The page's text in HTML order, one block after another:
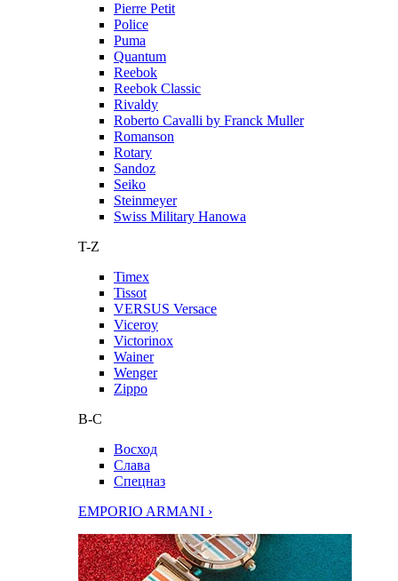
Pierre Petit
Police
Puma
Quantum
Reebok
Reebok Classic
Rivaldy
Roberto Cavalli by Franck Muller
Romanson
Rotary
Sandoz
Seiko
Steinmeyer
Swiss Military Hanowa
T-Z
Timex
Tissot
VERSUS Versace
Viceroy
Victorinox
Wainer
Wenger
Zippo
В-С
Восход
Слава
Спецназ
EMPORIO ARMANI ›